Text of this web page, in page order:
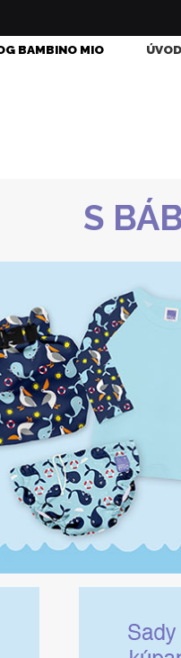
BAMBINO MIO ÚVOD
S